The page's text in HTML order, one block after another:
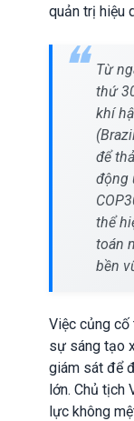
quản trị hiệu
Từ
thứ
khí
để
động
thể
toán
bền
Việc củng
sự sáng tạo
giám sát để
lớn. Chủ tịch
lực không